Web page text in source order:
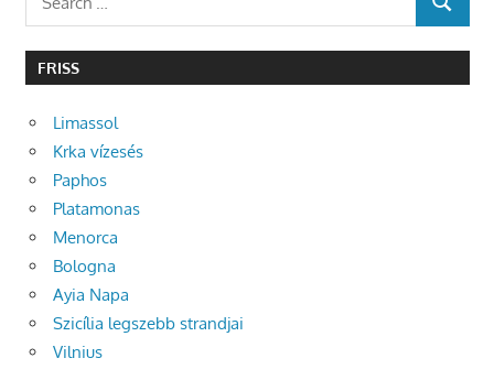
SEARCH
FRISS
Limassol
Krka vízesés
Paphos
Platamonas
Menorca
Bologna
Ayia Napa
Szicília legszebb strandjai
Vilnius